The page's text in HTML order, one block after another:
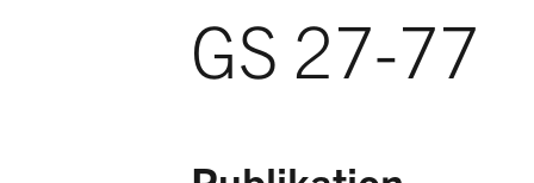
GS 27-77